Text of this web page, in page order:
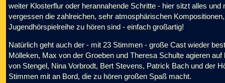
weiter Klosterflur oder herannahende Schritte - hier sitzt alles
vergessen die zahlreichen, sehr atmosphärischen
Jugendhörspielreihe zu hören sind - einfach großartig!
Natürlich geht auch der - mit 23 Stimmen - große Cast wieder
Mölleken, Max von der Groeben und Theresa Schulte agieren
von Stengel, Nina Vorbrodt, Bert Stevens, Patrick Bach und der
Stimmen mit an Bord, die zu hören großen Spaß macht.